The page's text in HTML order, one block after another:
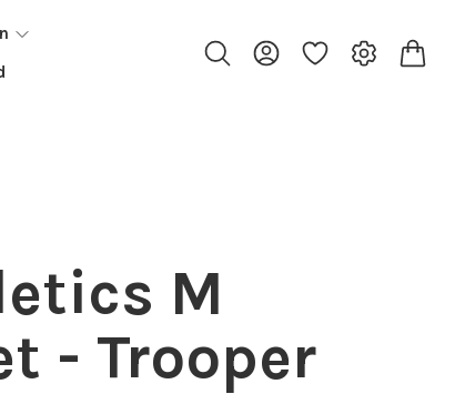
M
- Trooper